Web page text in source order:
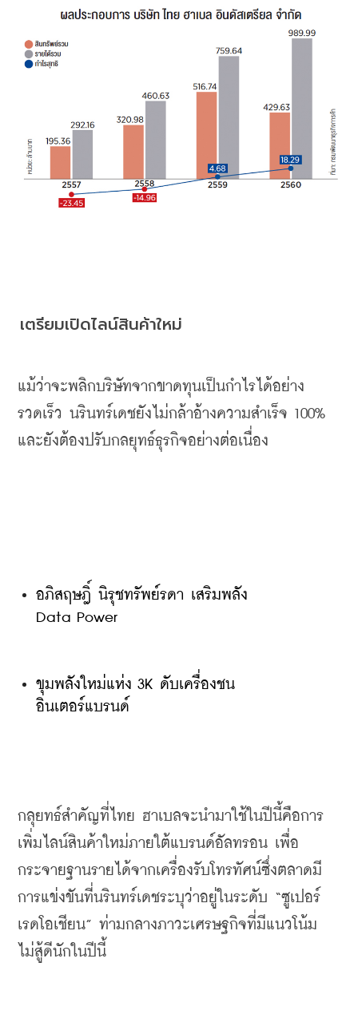
เตรียมเปิดไลน์สินค้าใหม่
แม้ว่าจะพลิกบริษัทจากขาดทุนเป็นกำไรได้อย่าง
รวดเร็ว นรินทร์เดชยังไม่กล้าอ้างความสำเร็จ
และยังต้องปรับกลยุทธ์ธุรกิจอย่างต่อเนื่อง
อภิสฤษฎิ์ นิรุชทรัพย์รดา เสริมพลัง
Data Power
ขุมพลังใหม่แห่ง 3K ดับเครื่องชน
อินเตอร์แบรนด์
กลุยทธ์สำคัญที่ไทย ฮาเบลจะนำมาใช้ในปีนี้คือการ
เพิ่มไลน์สินค้าใหม่ภายใต้แบรนด์อัลทรอน เพื่อ
กระจายฐานรายได้จากเครื่องรับโทรทัศน์ซึ่งตลาดมี
การแข่งขันที่นรินทร์เดชระบุว่าอยู่ในระดับ “ซูเปอร์
เรดโอเชียน” ท่ามกลางภาวะเศรษฐกิจที่มีแนวโน้ม
ไม่สู้ดีนักในปีนี้